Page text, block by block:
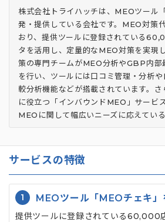
株式会社トライハッチは、MEOツール
発・提供している会社です。MEO対策
おり、提供ツールに登録されている
タを活用し、定量的なMEO対策を実現
策の専門チームがMEO分析やGBP内部
を行い、ツールには口コミ管理・分析
較分析機能などが搭載されています。
に役立つ「インバウンドMEO」サービ
MEOに関して幅広いニーズに応えている
サービスの特徴
1 MEOツール「MEOチェキ」
提供ツールに登録されている60,000